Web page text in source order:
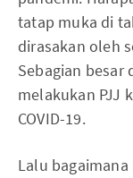
tatap muka di
dirasakan oleh
Sebagian besar
melakukan PJJ
COVID-19.
Lalu